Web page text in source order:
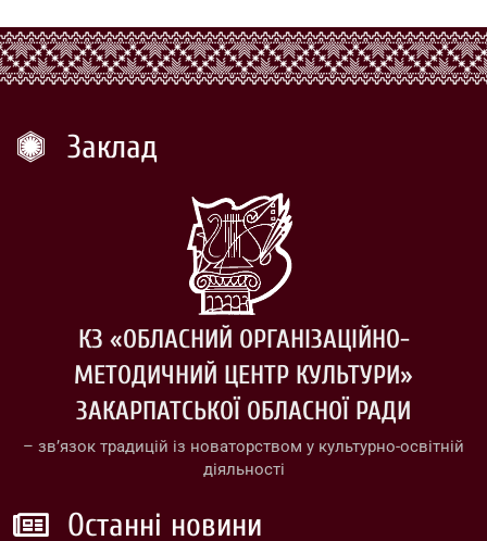
Заклад
КЗ «ОБЛАСНИЙ ОРГАНІЗАЦІЙНО-
МЕТОДИЧНИЙ ЦЕНТР КУЛЬТУРИ»
ЗАКАРПАТСЬКОЇ ОБЛАСНОЇ РАДИ
– зв’язок традицій із новаторством у культурно-освітній
діяльності
Останні новини